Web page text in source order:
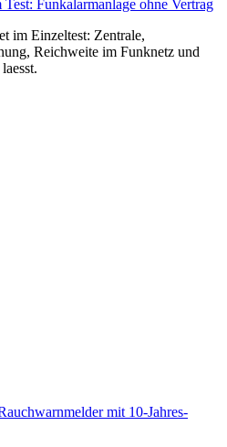
Funkalarmanlage ohne Vertrag
im Einzeltest: Zentrale,
Reichweite im Funknetz und
mit 10-Jahres-